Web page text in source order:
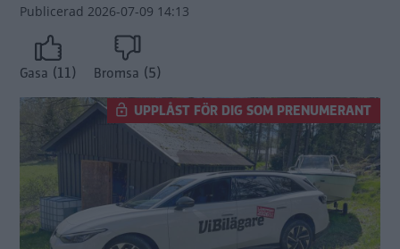
Publicerad 2026-07-09 14:13
Gasa (11) Bromsa (5)
UPPLÅST FÖR DIG SOM PRENUMERANT